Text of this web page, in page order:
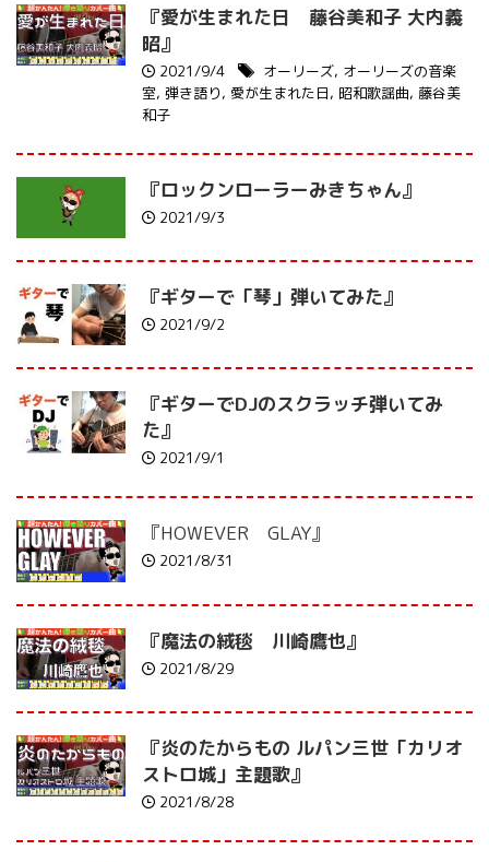
『愛が生まれた日 藤谷美和子 大内義
昭』
2021/9/4 オーリーズ, オーリーズの音楽
室, 弾き語り, 愛が生まれた日, 昭和歌謡曲, 藤谷美
和子
『ロックンローラーみきちゃん』
2021/9/3
『ギターで「琴」弾いてみた』
2021/9/2
『ギターでDJのスクラッチ弾いてみ
た』
2021/9/1
『HOWEVER GLAY』
2021/8/31
『魔法の絨毯 川崎鷹也』
2021/8/29
『炎のたからもの ルパン三世「カリオ
ストロ城」主題歌』
2021/8/28